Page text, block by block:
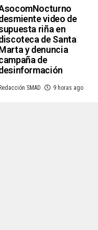
video de
riña en
de Santa
y denuncia
de
Redacción SMAD 9 horas ago